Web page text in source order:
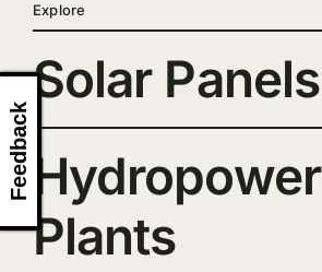
Explore
Solar Panels
Hydropower
Plants
Feedback